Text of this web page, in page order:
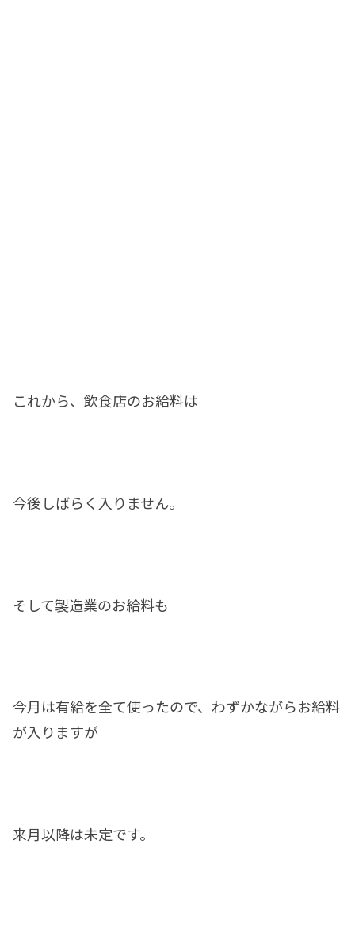
これから、飲食店のお給料は
今後しばらく入りません。
そして製造業のお給料も
今月は有給を全て使ったので、わずかながらお給料
が入りますが
来月以降は未定です。